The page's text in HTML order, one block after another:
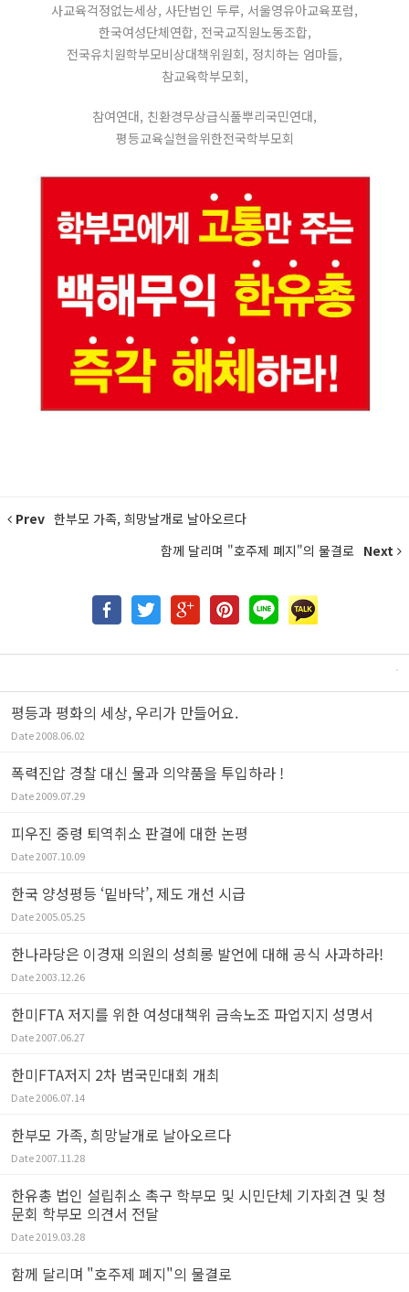
사교육걱정없는세상, 사단법인 두루, 서울영유아교육포럼,
한국여성단체연합, 전국교직원노동조합,
전국유치원학부모비상대책위원회, 정치하는 엄마들,
참교육학부모회,
참여연대, 친환경무상급식풀뿌리국민연대,
평등교육실현을위한전국학부모회
Prev 한부모 가족, 희망날개로 날아오르다
함께 달리며 "호주제 폐지"의 물결로 Next
평등과 평화의 세상, 우리가 만들어요.
Date2008.06.02
폭력진압 경찰 대신 물과 의약품을 투입하라 !
Date2009.07.29
피우진 중령 퇴역취소 판결에 대한 논평
Date2007.10.09
한국 양성평등 ‘밑바닥’, 제도 개선 시급
Date2005.05.25
한나라당은 이경재 의원의 성희롱 발언에 대해 공식 사과하라!
Date2003.12.26
한미FTA 저지를 위한 여성대책위 금속노조 파업지지 성명서
Date2007.06.27
한미FTA저지 2차 범국민대회 개최
Date2006.07.14
한부모 가족, 희망날개로 날아오르다
Date2007.11.28
한유총 법인 설립취소 촉구 학부모 및 시민단체 기자회견 및 청
문회 학부모 의견서 전달
Date2019.03.28
함께 달리며 "호주제 폐지"의 물결로